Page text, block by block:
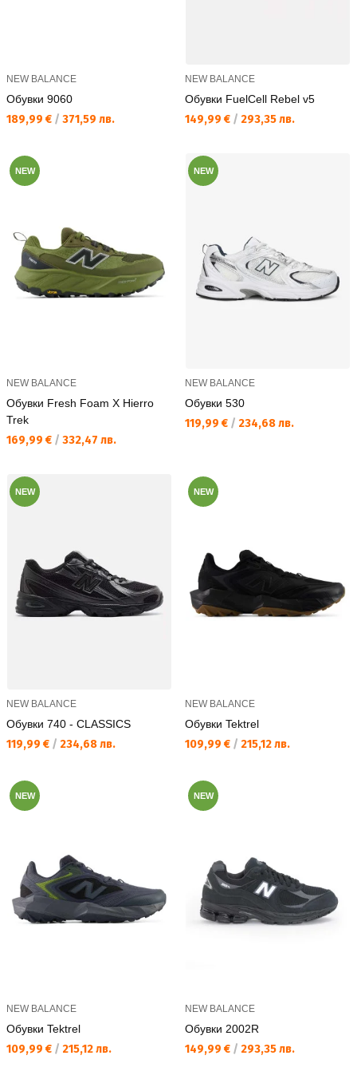
NEW BALANCE
Обувки 9060
Текуща цена:
189,99 € / 371,59 лв.
NEW BALANCE
Обувки FuelCell Rebel v5
Текуща цена:
149,99 € / 293,35 лв.
NEW
NEW BALANCE
Обувки Fresh Foam X Hierro
Trek
Текуща цена:
169,99 € / 332,47 лв.
NEW
NEW BALANCE
Обувки 530
Текуща цена:
119,99 € / 234,68 лв.
NEW
NEW BALANCE
Обувки 740 - CLASSICS
Текуща цена:
119,99 € / 234,68 лв.
NEW
NEW BALANCE
Обувки Tektrel
Текуща цена:
109,99 € / 215,12 лв.
NEW
NEW BALANCE
Обувки Tektrel
Текуща цена:
109,99 € / 215,12 лв.
NEW
NEW BALANCE
Обувки 2002R
Текуща цена:
149,99 € / 293,35 лв.